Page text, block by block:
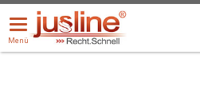
Menü
öffnen/schließen
Menü
ALLE DROPDOWN: